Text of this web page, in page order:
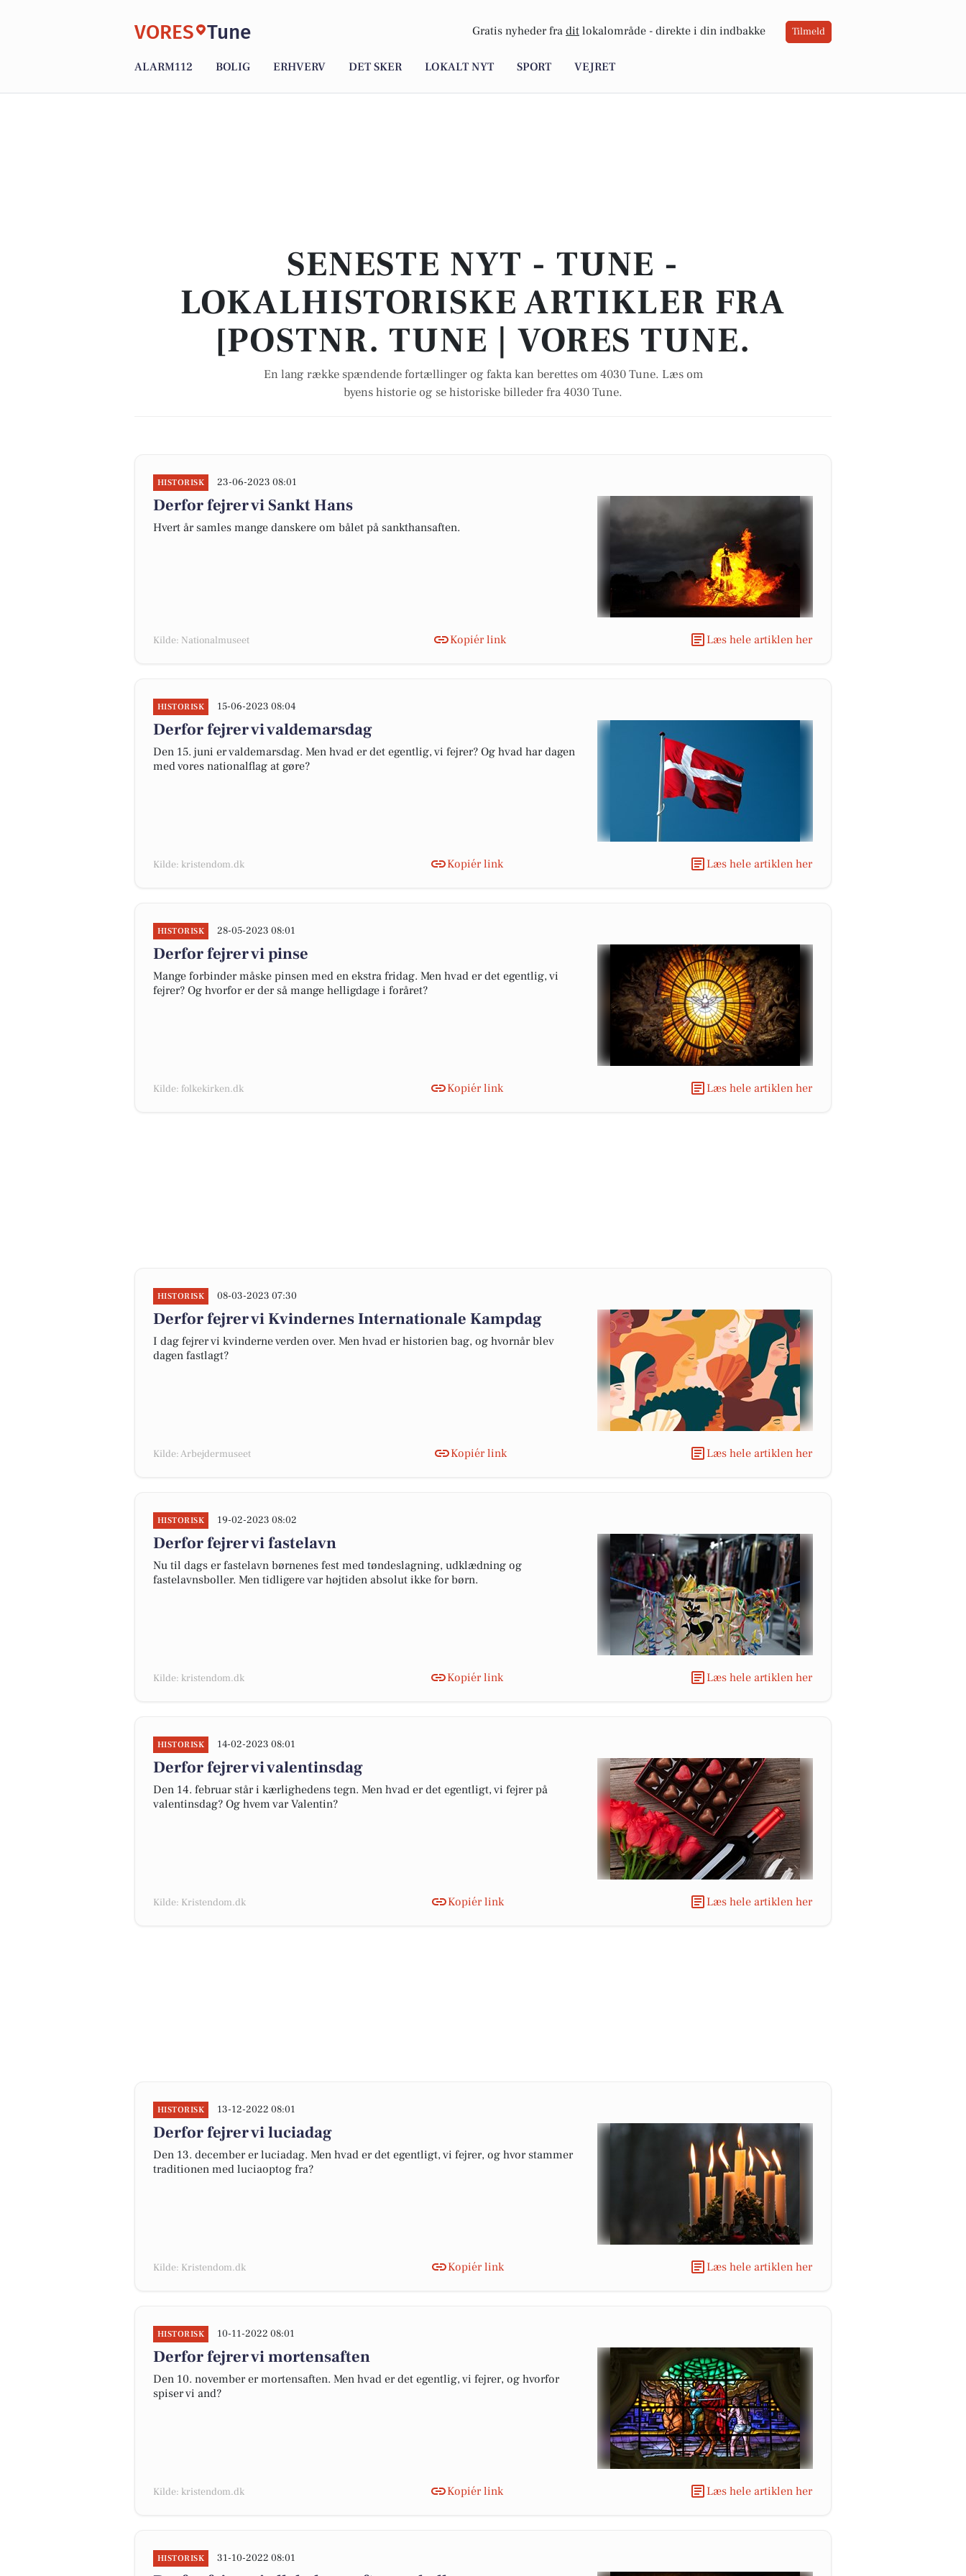
VORES Tune Gratis nyheder fra dit lokalområde - direkte i din indbakke Tilmeld
ALARM112 BOLIG ERHVERV DET SKER LOKALT NYT SPORT VEJRET
SENESTE NYT - TUNE -
LOKALHISTORISKE ARTIKLER FRA
[POSTNR. TUNE | VORES TUNE.
En lang række spændende fortællinger og fakta kan berettes om 4030 Tune. Læs om
byens historie og se historiske billeder fra 4030 Tune.
HISTORISK 23-06-2023 08:01
Derfor fejrer vi Sankt Hans
Hvert år samles mange danskere om bålet på sankthansaften.
Kilde: Nationalmuseet Kopiér link Læs hele artiklen her
HISTORISK 15-06-2023 08:04
Derfor fejrer vi valdemarsdag
Den 15. juni er valdemarsdag. Men hvad er det egentlig, vi fejrer? Og hvad har dagen
med vores nationalflag at gøre?
Kilde: kristendom.dk Kopiér link Læs hele artiklen her
HISTORISK 28-05-2023 08:01
Derfor fejrer vi pinse
Mange forbinder måske pinsen med en ekstra fridag. Men hvad er det egentlig, vi
fejrer? Og hvorfor er der så mange helligdage i foråret?
Kilde: folkekirken.dk Kopiér link Læs hele artiklen her
HISTORISK 08-03-2023 07:30
Derfor fejrer vi Kvindernes Internationale Kampdag
I dag fejrer vi kvinderne verden over. Men hvad er historien bag, og hvornår blev
dagen fastlagt?
Kilde: Arbejdermuseet Kopiér link Læs hele artiklen her
HISTORISK 19-02-2023 08:02
Derfor fejrer vi fastelavn
Nu til dags er fastelavn børnenes fest med tøndeslagning, udklædning og
fastelavnsboller. Men tidligere var højtiden absolut ikke for børn.
Kilde: kristendom.dk Kopiér link Læs hele artiklen her
HISTORISK 14-02-2023 08:01
Derfor fejrer vi valentinsdag
Den 14. februar står i kærlighedens tegn. Men hvad er det egentligt, vi fejrer på
valentinsdag? Og hvem var Valentin?
Kilde: Kristendom.dk Kopiér link Læs hele artiklen her
HISTORISK 13-12-2022 08:01
Derfor fejrer vi luciadag
Den 13. december er luciadag. Men hvad er det egentligt, vi fejrer, og hvor stammer
traditionen med luciaoptog fra?
Kilde: Kristendom.dk Kopiér link Læs hele artiklen her
HISTORISK 10-11-2022 08:01
Derfor fejrer vi mortensaften
Den 10. november er mortensaften. Men hvad er det egentlig, vi fejrer, og hvorfor
spiser vi and?
Kilde: kristendom.dk Kopiér link Læs hele artiklen her
HISTORISK 31-10-2022 08:01